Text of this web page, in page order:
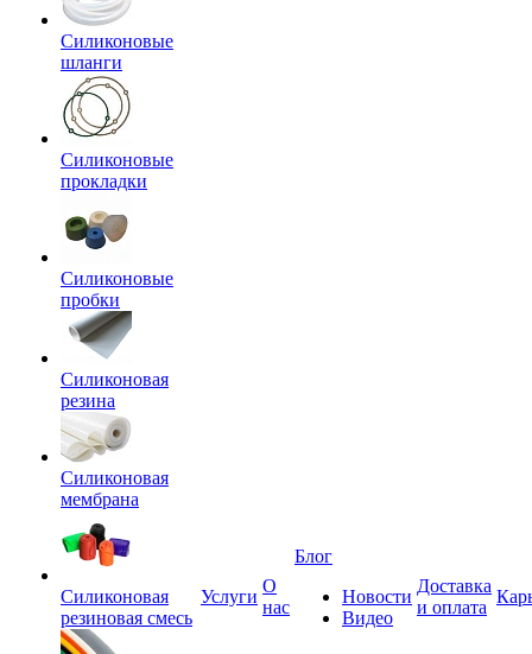
Силиконовые
шланги
Силиконовые
прокладки
Силиконовые
пробки
Силиконовая
резина
Силиконовая
мембрана
Силиконовая
резиновая смесь
Услуги
О
нас
Блог
Новости
Видео
Доставка
и оплата